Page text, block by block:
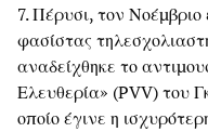
7. Πέρυσι, τον
φασίστας
αναδείχθηκε το
Ελευθερία» (PVV) του
οποίο έγινε η